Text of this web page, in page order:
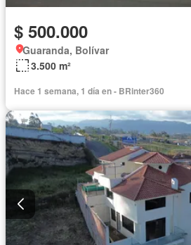
$ 500.000
Guaranda, Bolívar
3.500 m²
Hace 1 semana, 1 día en - BRinter360